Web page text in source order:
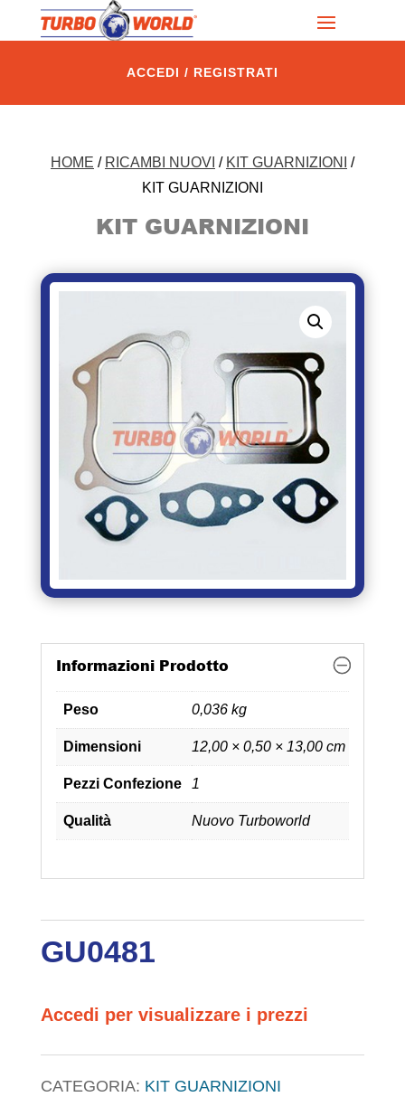
ACCEDI / REGISTRATI
HOME / RICAMBI NUOVI / KIT GUARNIZIONI
/
KIT GUARNIZIONI
KIT GUARNIZIONI
Informazioni Prodotto
Peso 0,036 kg
Dimensioni 12,00 × 0,50 × 13,00 cm
Pezzi Confezione 1
Qualità Nuovo Turboworld
GU0481
Accedi per visualizzare i prezzi
CATEGORIA: KIT GUARNIZIONI